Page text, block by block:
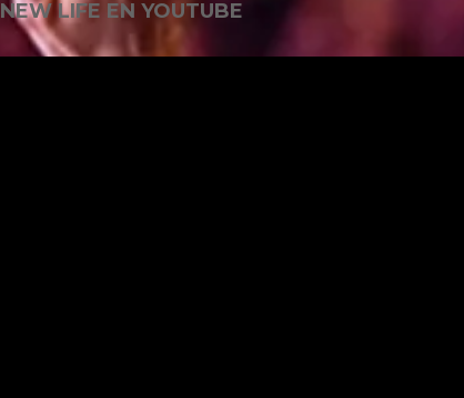
NEW LIFE EN YOUTUBE